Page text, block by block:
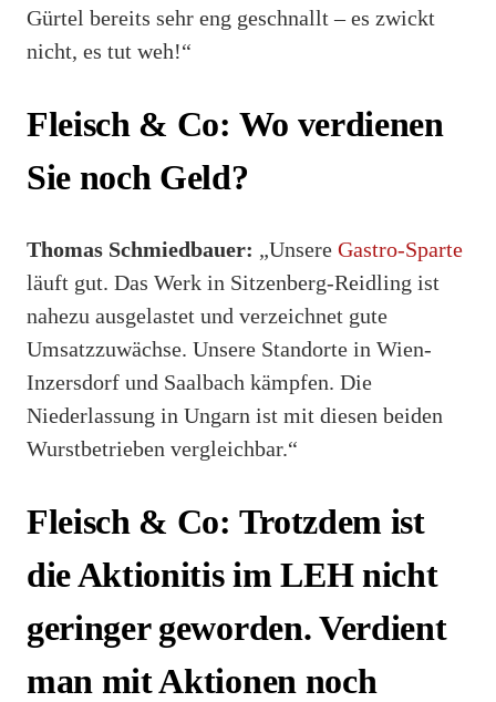
Gürtel bereits sehr eng geschnallt – es zwickt
nicht, es tut weh!“
Fleisch & Co: Wo verdienen
Sie noch Geld?
Thomas Schmiedbauer: „Unsere Gastro-Sparte
läuft gut. Das Werk in Sitzenberg-Reidling ist
nahezu ausgelastet und verzeichnet gute
Umsatzzuwächse. Unsere Standorte in Wien-
Inzersdorf und Saalbach kämpfen. Die
Niederlassung in Ungarn ist mit diesen beiden
Wurstbetrieben vergleichbar.“
Fleisch & Co: Trotzdem ist
die Aktionitis im LEH nicht
geringer geworden. Verdient
man mit Aktionen noch